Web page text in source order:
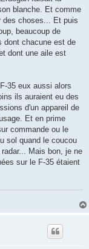
blanche. Et comme
des choses... Et puis
beaucoup de
dont chacune est de
dont une aile est
35 eux aussi alors
ils auraient eu des
d'un appareil de
Et en prime
commande ou le
sol quand le coucou
Mais bon, je ne
sur le F-35 étaient